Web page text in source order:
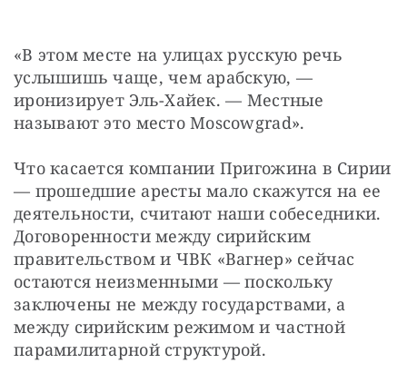
«В этом месте на улицах русскую речь
услышишь чаще, чем арабскую, —
иронизирует Эль-Хайек. — Местные
называют это место Moscowgrad».
Что касается компании Пригожина в Сирии
— прошедшие аресты мало скажутся на ее
деятельности, считают наши собеседники.
Договоренности между сирийским
правительством и ЧВК «Вагнер» сейчас
остаются неизменными — поскольку
заключены не между государствами, а
между сирийским режимом и частной
парамилитарной структурой.